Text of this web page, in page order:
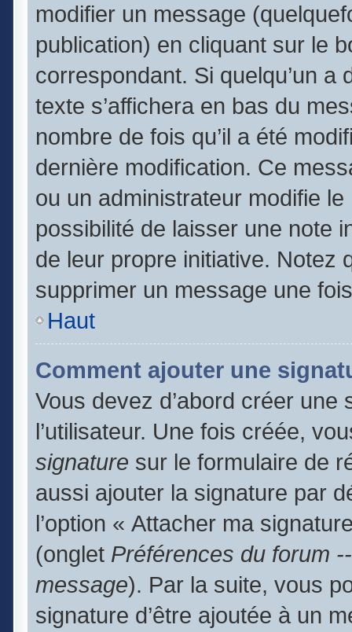
modifier un message
publication) en cliquant sur le
correspondant. Si quelqu’un
texte s’affichera en bas du
nombre de fois qu’il a été
dernière modification. Ce
ou un administrateur modifie
possibilité de laisser une note
de leur propre initiative. Notez
supprimer un message une
Haut
Comment ajouter une
Vous devez d’abord créer
l’utilisateur. Une fois créée,
signature sur le formulaire de
aussi ajouter la signature par
l’option « Attacher ma
(onglet Préférences du forum
message). Par la suite, vous
signature d’être ajoutée à un